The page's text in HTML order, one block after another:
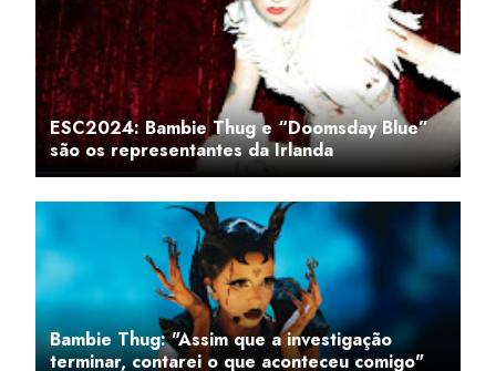
ESC2024: Bambie Thug e “Doomsday Blue”
são os representantes da Irlanda
Bambie Thug: "Assim que a investigação
terminar, contarei o que aconteceu comigo"